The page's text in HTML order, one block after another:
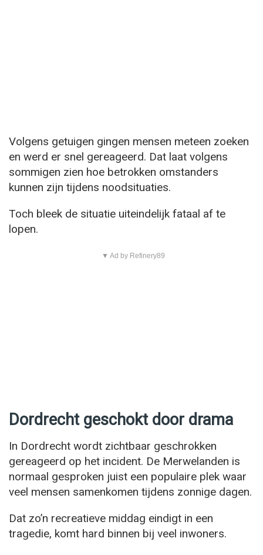
Volgens getuigen gingen mensen meteen zoeken
en werd er snel gereageerd. Dat laat volgens
sommigen zien hoe betrokken omstanders
kunnen zijn tijdens noodsituaties.
Toch bleek de situatie uiteindelijk fataal af te
lopen.
▼ Ad by Refinery89
Dordrecht geschokt door drama
In Dordrecht wordt zichtbaar geschrokken
gereageerd op het incident. De Merwelanden is
normaal gesproken juist een populaire plek waar
veel mensen samenkomen tijdens zonnige dagen.
Dat zo’n recreatieve middag eindigt in een
tragedie, komt hard binnen bij veel inwoners.